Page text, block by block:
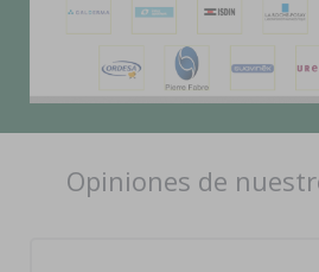
Opiniones de